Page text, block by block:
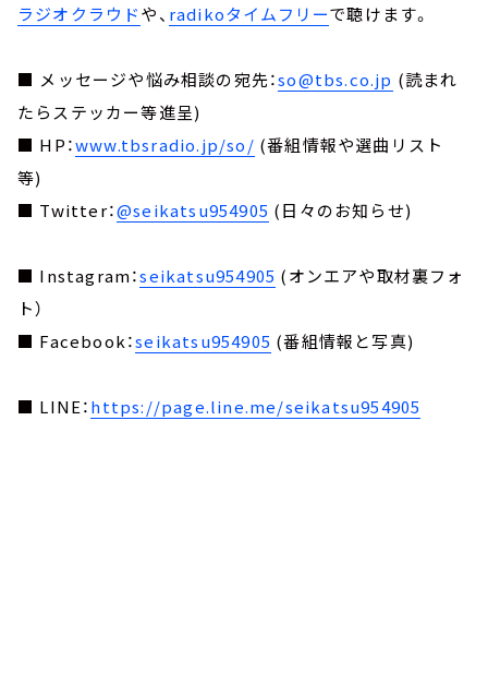
ラジオクラウドや、 radikoタイムフリーで聴けます。
■ メッセージや悩み相談の宛先：so@tbs.co.jp (読まれ
たらステッカー等進呈)
■ HP：www.tbsradio.jp/so/ (番組情報や選曲リスト
等)
■ Twitter：@seikatsu954905 (日々のお知らせ)
■ Instagram：seikatsu954905 (オンエアや取材裏フォ
ト）
■ Facebook：seikatsu954905 (番組情報と写真)
■ LINE：https://page.line.me/seikatsu954905